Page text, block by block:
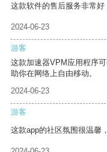
这款软件的售后服务非常好
2024-06-23
游客
这款加速器VPM应用程序
助你在网络上自由移动。
2024-06-23
游客
这款app的社区氛围很温馨